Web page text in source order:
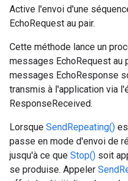
Active l'envoi d'une
EchoRequest au pair.
Cette méthode lance un
messages EchoRequest au
messages EchoResponse
transmis à l'application via
ResponseReceived.
Lorsque SendRepeating()
passe en mode d'envoi de
jusqu'à ce que Stop() soit
se produise. Appeler